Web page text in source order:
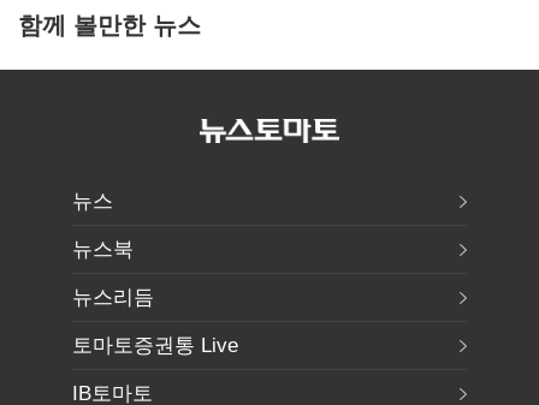
함께 볼만한 뉴스
뉴스
뉴스북
뉴스리듬
토마토증권통 Live
IB토마토